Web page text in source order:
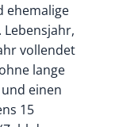
ehemalige
Lebensjahr,
vollendet
lange
einen
15